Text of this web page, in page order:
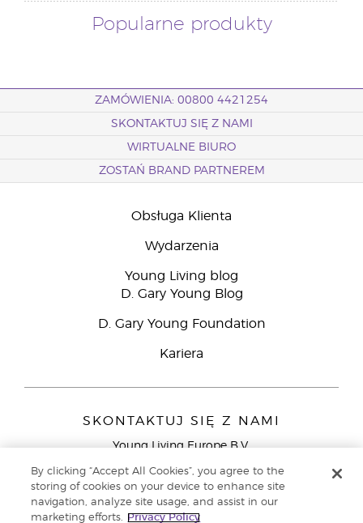
Popularne produkty
ZAMÓWIENIA: 00800 4421254
SKONTAKTUJ SIĘ Z NAMI
WIRTUALNE BIURO
ZOSTAŃ BRAND PARTNEREM
Obsługa Klienta
Wydarzenia
Young Living blog
D. Gary Young Blog
D. Gary Young Foundation
Kariera
SKONTAKTUJ SIĘ Z NAMI
Young Living Europe B.V.
9727 AJ Groningen
Young Living Europe Ltd - Europejska siedziba
By clicking “Accept All Cookies”, you agree to the
storing of cookies on your device to enhance site
navigation, analyze site usage, and assist in our
marketing efforts.
Privacy Policy